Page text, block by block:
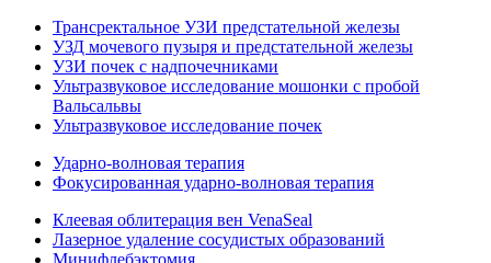
Трансректальное УЗИ предстательной железы
УЗД мочевого пузыря и предстательной железы
УЗИ почек с надпочечниками
Ультразвуковое исследование мошонки с пробой
Вальсальвы
Ультразвуковое исследование почек
Ударно-волновая терапия
Фокусированная ударно-волновая терапия
Клеевая облитерация вен VenaSeal
Лазерное удаление сосудистых образований
Минифлебэктомия